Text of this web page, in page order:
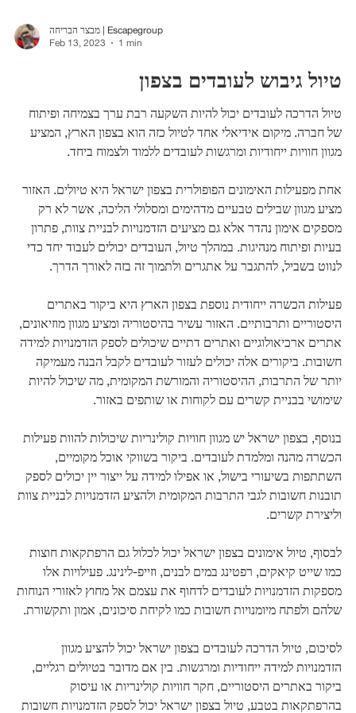
מבצר הבריחה | Escapegroup
Feb 13, 2023
1 min
טיול גיבוש לעובדים בצפון
טיול הדרכה לעובדים יכול להיות השקעה רבת ערך בצמיחה ופיתוח
של חברה. מיקום אידיאלי אחד לטיול כזה הוא בצפון הארץ, המציע
מגוון חוויות ייחודיות ומרגשות לעובדים ללמוד ולצמוח ביחד.
אחת מפעילות האימונים הפופולרית בצפון ישראל היא טיולים. האזור
מציע מגוון שבילים טבעיים מדהימים ומסלולי הליכה, אשר לא רק
מספקים אימון נהדר אלא גם מציעים הזדמנויות לבניית צוות, פתרון
בעיות ופיתוח מנהיגות. במהלך טיול, העובדים יכולים לעבוד יחד כדי
לנווט בשביל, להתגבר על אתגרים ולתמוך זה בזה לאורך הדרך.
פעילות הכשרה ייחודית נוספת בצפון הארץ היא ביקור באתרים
היסטוריים ותרבותיים. האזור עשיר בהיסטוריה ומציע מגוון מוזיאונים,
אתרים ארכיאולוגיים ואתרים דתיים שיכולים לספק הזדמנויות למידה
חשובות. ביקורים אלה יכולים לעזור לעובדים לקבל הבנה מעמיקה
יותר של התרבות, ההיסטוריה והמורשת המקומית, מה שיכול להיות
שימושי בבניית קשרים עם לקוחות או שותפים באזור.
בנוסף, בצפון ישראל יש מגוון חוויות קולינריות שיכולות להוות פעילות
הכשרה מהנה ומלמדת לעובדים. ביקור בשווקי אוכל מקומיים,
השתתפות בשיעורי בישול, או אפילו למידה על ייצור יין יכולים לספק
תובנות חשובות לגבי התרבות המקומית ולהציע הזדמנויות לבניית צוות
וליצירת קשרים.
לבסוף, טיול אימונים בצפון ישראל יכול לכלול גם הרפתקאות חוצות
כמו שייט קיאקים, רפטינג במים לבנים, וזייפ-לינינג. פעילויות אלו
מספקות הזדמנויות לעובדים לדחוף את עצמם אל מחוץ לאזורי הנוחות
שלהם ולפתח מיומנויות חשובות כמו לקיחת סיכונים, אמון ותקשורת.
לסיכום, טיול הדרכה לעובדים בצפון ישראל יכול להציע מגוון
הזדמנויות למידה ייחודיות ומרגשות. בין אם מדובר בטיולים רגליים,
ביקור באתרים היסטוריים, חקר חוויות קולינריות או עיסוק
בהרפתקאות בטבע, טיול בצפון ישראל יכול לספק הזדמנויות חשובות